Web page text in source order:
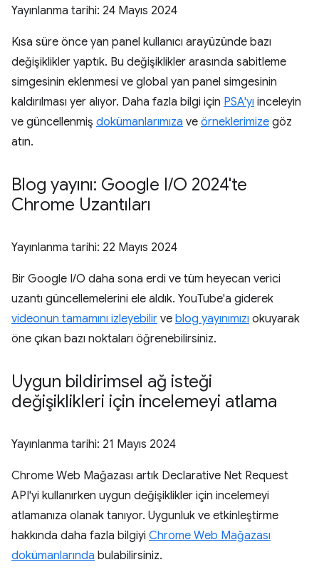
Yayınlanma tarihi: 24 Mayıs 2024
Kısa süre önce yan panel kullanıcı arayüzünde bazı
değişiklikler yaptık. Bu değişiklikler arasında sabitleme
simgesinin eklenmesi ve global yan panel simgesinin
kaldırılması yer alıyor. Daha fazla bilgi için PSA'yı inceleyin
ve güncellenmiş dokümanlarımıza ve örneklerimize göz
atın.
Blog yayını: Google I/O 2024'te
Chrome Uzantıları
Yayınlanma tarihi: 22 Mayıs 2024
Bir Google I/O daha sona erdi ve tüm heyecan verici
uzantı güncellemelerini ele aldık. YouTube'a giderek
videonun tamamını izleyebilir ve blog yayınımızı okuyarak
öne çıkan bazı noktaları öğrenebilirsiniz.
Uygun bildirimsel ağ isteği
değişiklikleri için incelemeyi atlama
Yayınlanma tarihi: 21 Mayıs 2024
Chrome Web Mağazası artık Declarative Net Request
API'yi kullanırken uygun değişiklikler için incelemeyi
atlamanıza olanak tanıyor. Uygunluk ve etkinleştirme
hakkında daha fazla bilgiyi Chrome Web Mağazası
dokümanlarında bulabilirsiniz.